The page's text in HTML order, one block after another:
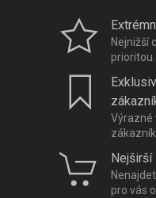
Nejnižší
prioritou.
Výrazné
pro vás